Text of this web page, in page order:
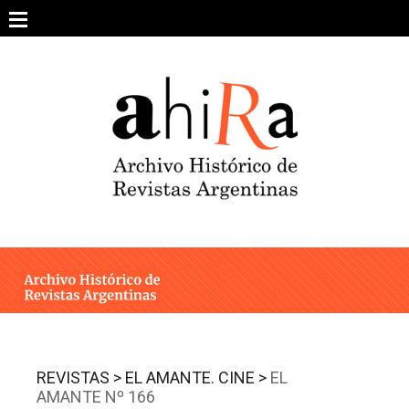
content
ARCHIVO DE REVISTAS
ESTUDIOS CRÍTICOS
INTEGRANTES
CONTACTO
REVISTAS > EL AMANTE. CINE > EL
AMANTE Nº 166